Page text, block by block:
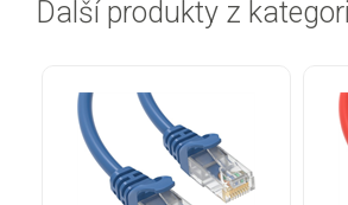
Další produkty z